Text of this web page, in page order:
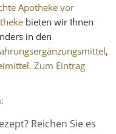
Apotheke vor
bieten wir Ihnen
in den
,
Zum Eintrag
Reichen Sie es